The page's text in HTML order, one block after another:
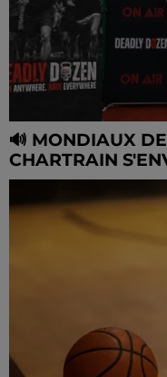
🔊 MONDIAUX
CHARTRAIN